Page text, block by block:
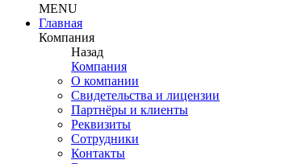
MENU
Главная
Компания
Назад
Компания
О компании
Свидетельства и лицензии
Партнёры и клиенты
Реквизиты
Сотрудники
Контакты